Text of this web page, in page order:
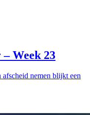
Week 23
nemen blijkt een